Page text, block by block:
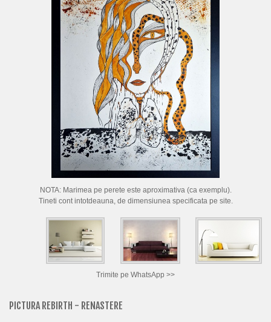
CUM CUMPAR TABLOURI
PORTRETE LA COMANDA
NOTA: Marimea pe perete este aproximativa (ca exemplu).
Tineti cont intotdeauna, de dimensiunea specificata pe site.
Trimite pe WhatsApp >>
PICTURA REBIRTH - RENASTERE